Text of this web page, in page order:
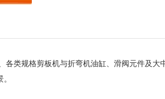
类规格剪板机与折弯机油缸、滑阀元件及